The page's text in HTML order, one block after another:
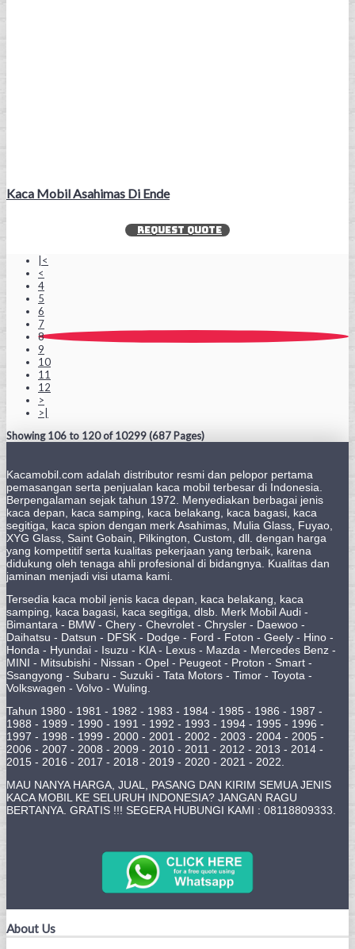
Kaca Mobil Asahimas Di Ende
REQUEST QUOTE
|<
<
4
5
6
7
8
9
10
11
12
>
>|
Showing 106 to 120 of 10299 (687 Pages)
Kacamobil.com adalah distributor resmi dan pelopor pertama
pemasangan serta penjualan kaca mobil terbesar di Indonesia.
Berpengalaman sejak tahun 1972. Menyediakan berbagai jenis
kaca depan, kaca samping, kaca belakang, kaca bagasi, kaca
segitiga, kaca spion dengan merk Asahimas, Mulia Glass, Fuyao,
XYG Glass, Saint Gobain, Pilkington, Custom, dll. dengan harga
yang kompetitif serta kualitas pekerjaan yang terbaik, karena
didukung oleh tenaga ahli profesional di bidangnya. Kualitas dan
jaminan menjadi visi utama kami.
Tersedia kaca mobil jenis kaca depan, kaca belakang, kaca
samping, kaca bagasi, kaca segitiga, dlsb. Merk Mobil Audi -
Bimantara - BMW - Chery - Chevrolet - Chrysler - Daewoo -
Daihatsu - Datsun - DFSK - Dodge - Ford - Foton - Geely - Hino -
Honda - Hyundai - Isuzu - KIA - Lexus - Mazda - Mercedes Benz -
MINI - Mitsubishi - Nissan - Opel - Peugeot - Proton - Smart -
Ssangyong - Subaru - Suzuki - Tata Motors - Timor - Toyota -
Volkswagen - Volvo - Wuling.
Tahun 1980 - 1981 - 1982 - 1983 - 1984 - 1985 - 1986 - 1987 -
1988 - 1989 - 1990 - 1991 - 1992 - 1993 - 1994 - 1995 - 1996 -
1997 - 1998 - 1999 - 2000 - 2001 - 2002 - 2003 - 2004 - 2005 -
2006 - 2007 - 2008 - 2009 - 2010 - 2011 - 2012 - 2013 - 2014 -
2015 - 2016 - 2017 - 2018 - 2019 - 2020 - 2021 - 2022.
MAU NANYA HARGA, JUAL, PASANG DAN KIRIM SEMUA JENIS
KACA MOBIL KE SELURUH INDONESIA? JANGAN RAGU
BERTANYA. GRATIS !!! SEGERA HUBUNGI KAMI : 08118809333.
About Us